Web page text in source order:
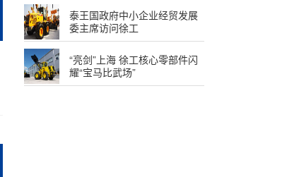
泰王国政府中小企业经贸发展
委主席访问徐工
“亮剑”上海 徐工核心零部件闪
耀“宝马比武场”